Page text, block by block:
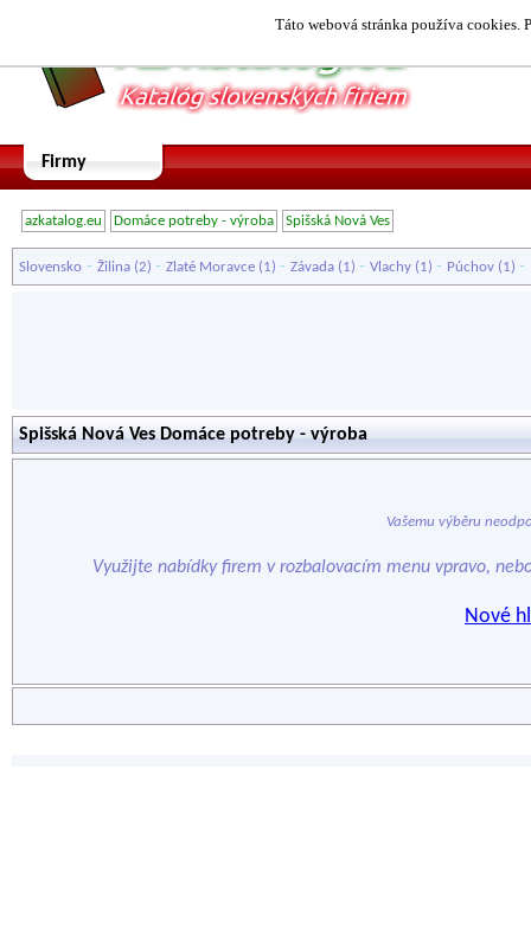
Táto webová stránka používa cookies.
Firmy
azkatalog.eu Domáce potreby - výroba Spišská Nová Ves
Slovensko - Žilina (2) - Zlaté Moravce (1) - Závada (1) - Vlachy (1) - Púchov (1) -
Spišská Nová Ves Domáce potreby - výroba
Vašemu výběru
Využijte nabídky firem v rozbalovacím menu vpravo,
Nové